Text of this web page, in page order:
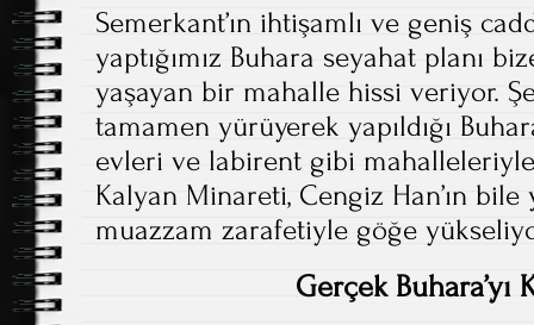
Semerkant’ın ihtişamlı ve geniş
yaptığımız Buhara seyahat planı
yaşayan bir mahalle hissi veriyor.
tamamen yürüyerek yapıldığı
evleri ve labirent gibi
Kalyan Minareti, Cengiz Han’ın bile
muazzam zarafetiyle göğe
Gerçek Buhara’yı